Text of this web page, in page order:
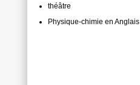
théâtre
Physique-chimie en Anglais